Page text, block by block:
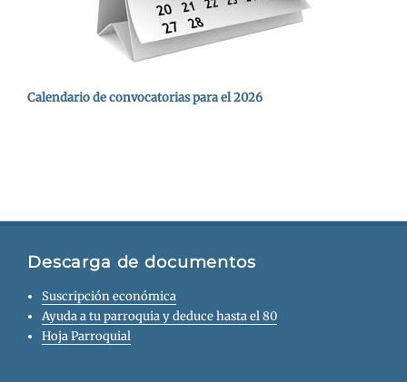
Calendario de convocatorias para el 2026
Descarga de documentos
Suscripción económica
Ayuda a tu parroquia y deduce hasta el 80
Hoja Parroquial